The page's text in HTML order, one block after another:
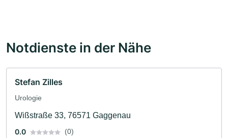
Notdienste in der Nähe
Stefan Zilles
Urologie
Wißstraße 33, 76571 Gaggenau
0.0
(0)